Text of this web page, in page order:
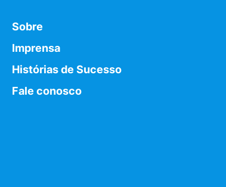
Sobre
Imprensa
Histórias de Sucesso
Fale conosco